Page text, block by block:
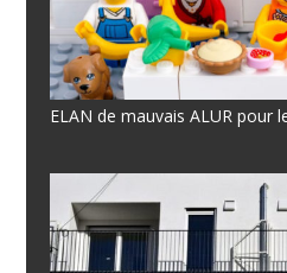
ELAN de mauvais ALUR pour